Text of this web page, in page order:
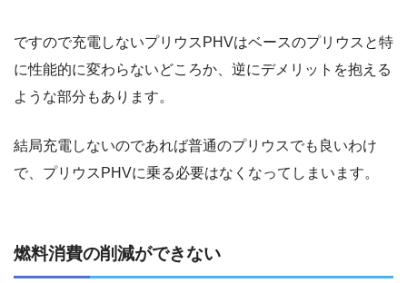
ですので充電しないプリウスPHVはベースのプリウスと特
に性能的に変わらないどころか、逆にデメリットを抱える
ような部分もあります。
結局充電しないのであれば普通のプリウスでも良いわけ
で、プリウスPHVに乗る必要はなくなってしまいます。
燃料消費の削減ができない